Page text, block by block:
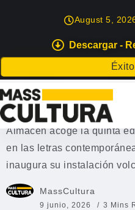
Descargar -
Éxito
August 5,
AGENDA EVENTOS
Programa
Encuentro literario de
Almacén acoge la quinta
en las letras
inaugura su instalación
MassCultura
9 junio, 2026
3 Mins